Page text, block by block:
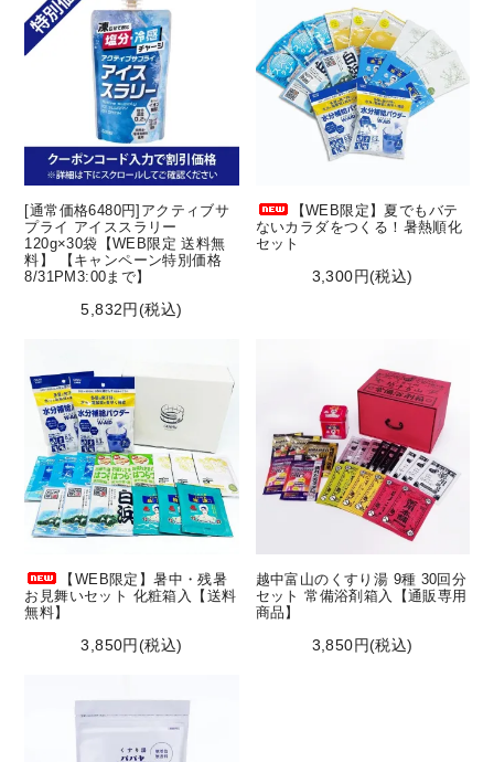
[通常価格6480円]アクティブサ
プライ アイススラリー
120g×30袋【WEB限定 送料無
料】 【キャンペーン特別価格
8/31PM3:00まで】
5,832円(税込)
【WEB限定】夏でもバテ
ないカラダをつくる！暑熱順化
セット
3,300円(税込)
【WEB限定】暑中・残暑
お見舞いセット 化粧箱入【送料
無料】
3,850円(税込)
越中富山のくすり湯 9種 30回分
セット 常備浴剤箱入【通販専用
商品】
3,850円(税込)